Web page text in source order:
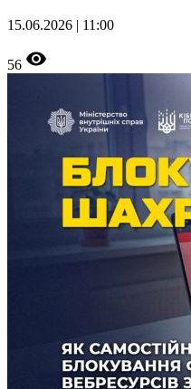
15.06.2026 | 11:00
56